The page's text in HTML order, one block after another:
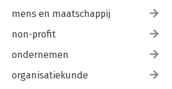
mens en maatschappij
non-profit
ondernemen
organisatiekunde